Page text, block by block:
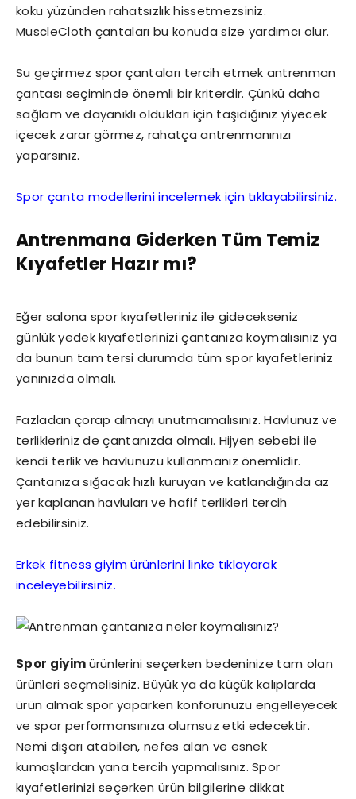
koku yüzünden rahatsızlık hissetmezsiniz.
MuscleCloth çantaları bu konuda size yardımcı olur.
Su geçirmez spor çantaları tercih etmek antrenman
çantası seçiminde önemli bir kriterdir. Çünkü daha
sağlam ve dayanıklı oldukları için taşıdığınız yiyecek
içecek zarar görmez, rahatça antrenmanınızı
yaparsınız.
Spor çanta modellerini incelemek için tıklayabilirsiniz.
Antrenmana Giderken Tüm Temiz
Kıyafetler Hazır mı?
Eğer salona spor kıyafetleriniz ile gidecekseniz
günlük yedek kıyafetlerinizi çantanıza koymalısınız ya
da bunun tam tersi durumda tüm spor kıyafetleriniz
yanınızda olmalı.
Fazladan çorap almayı unutmamalısınız. Havlunuz ve
terlikleriniz de çantanızda olmalı. Hijyen sebebi ile
kendi terlik ve havlunuzu kullanmanız önemlidir.
Çantanıza sığacak hızlı kuruyan ve katlandığında az
yer kaplanan havluları ve hafif terlikleri tercih
edebilirsiniz.
Erkek fitness giyim ürünlerini linke tıklayarak
inceleyebilirsiniz.
Spor giyimürünlerini seçerken bedeninize tam olan
ürünleri seçmelisiniz. Büyük ya da küçük kalıplarda
ürün almak spor yaparken konforunuzu engelleyecek
ve spor performansınıza olumsuz etki edecektir.
Nemi dışarı atabilen, nefes alan ve esnek
kumaşlardan yana tercih yapmalısınız. Spor
kıyafetlerinizi seçerken ürün bilgilerine dikkat